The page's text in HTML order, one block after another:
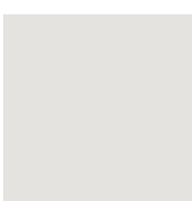
invernali. Ma
della